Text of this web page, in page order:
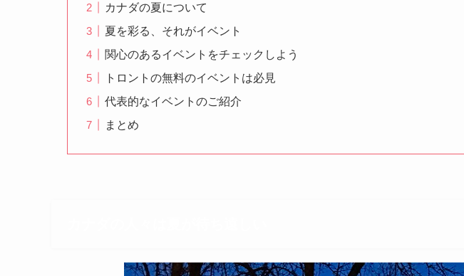
カナダの夏について
夏を彩る、それがイベント
関心のあるイベントをチェックしよう
トロントの無料のイベントは必見
代表的なイベントのご紹介
まとめ